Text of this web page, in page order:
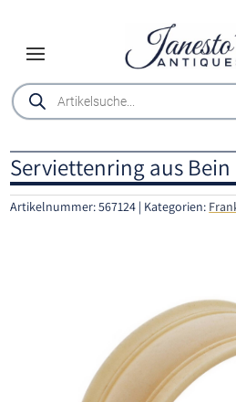
Products
search
Serviettenring aus Bein
Artikelnummer:567124 Kategorien: